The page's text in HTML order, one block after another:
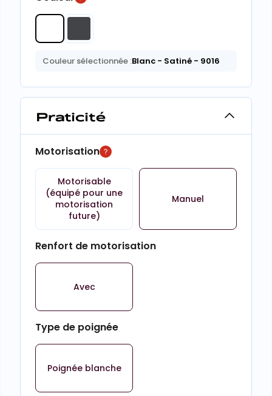
Couleur sélectionnée :Blanc - Satiné - 9016
Praticité
Motorisation
Motorisable
(équipé pour une
motorisation
future)
Manuel
Renfort de motorisation
Avec
Type de poignée
Poignée blanche